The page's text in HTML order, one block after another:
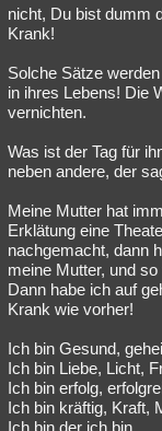
nicht, Du bist dumm
Krank!
Solche Sätze
in ihres Lebens! Die
vernichten.
Was ist der Tag für
neben andere, der
Meine Mutter hat
Erklätung eine
nachgemacht, dann
meine Mutter, und
Dann habe ich auf
Krank wie vorher!
Ich bin Gesund,
Ich bin Liebe, Licht,
Ich bin erfolg,
Ich bin kräftig, Kraft,
Ich bin der ich bin